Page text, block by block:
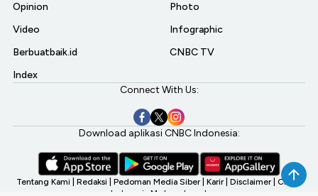
Opinion
Video
Berbuatbaik.id
Index
Photo
Infographic
CNBC TV
Connect With Us:
Download aplikasi CNBC Indonesia:
Tentang Kami Redaksi Pedoman Media Siber Karir Disclaimer CNBC
Indonesia My Investment